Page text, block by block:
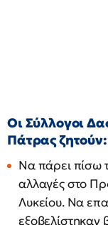
Οι Σύλλογοι
Πάτρας ζητούν:
Να πάρει πίσω
αλλαγές στο
Λυκείου. Να
εξοβελίστηκαν